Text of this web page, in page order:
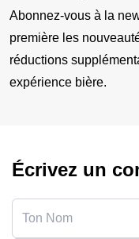
Abonnez-vous à la
première les
réductions
expérience bière.
Écrivez un